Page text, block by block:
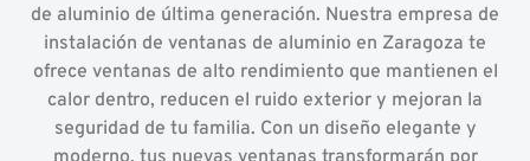
de aluminio de última generación. Nuestra empresa de
instalación de ventanas de aluminio en Zaragoza te
ofrece ventanas de alto rendimiento que mantienen el
calor dentro, reducen el ruido exterior y mejoran la
seguridad de tu familia. Con un diseño elegante y